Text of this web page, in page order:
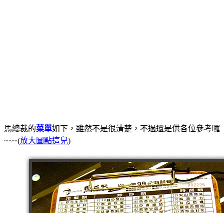
馬總裁的菜單如下，雖然不是很清楚，不過還是供各位參考囉
~~~(放大圖點這兒)